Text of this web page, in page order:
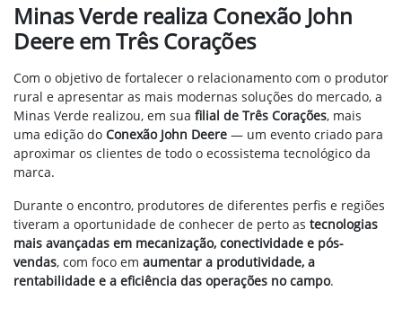
Minas Verde realiza Conexão John
Deere em Três Corações
Com o objetivo de fortalecer o relacionamento com o produtor
rural e apresentar as mais modernas soluções do mercado, a
Minas Verde realizou, em sua filial de Três Corações, mais
uma edição do Conexão John Deere — um evento criado para
aproximar os clientes de todo o ecossistema tecnológico da
marca.
Durante o encontro, produtores de diferentes perfis e regiões
tiveram a oportunidade de conhecer de perto as tecnologias
mais avançadas em mecanização, conectividade e pós-
vendas, com foco em aumentar a produtividade, a
rentabilidade e a eficiência das operações no campo.